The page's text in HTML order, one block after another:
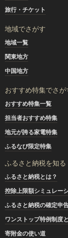
旅行・チケット
地域でさがす
地域一覧
関東地方
中国地方
おすすめ特集でさが
おすすめ特集一覧
担当者おすすめ特集
地元が誇る家電特集
ふるなび限定特集
ふるさと納税を知る
ふるさと納税とは？
控除上限額シミュレー
ふるさと納税の確定申
ワンストップ特例制度
寄附金の使い道